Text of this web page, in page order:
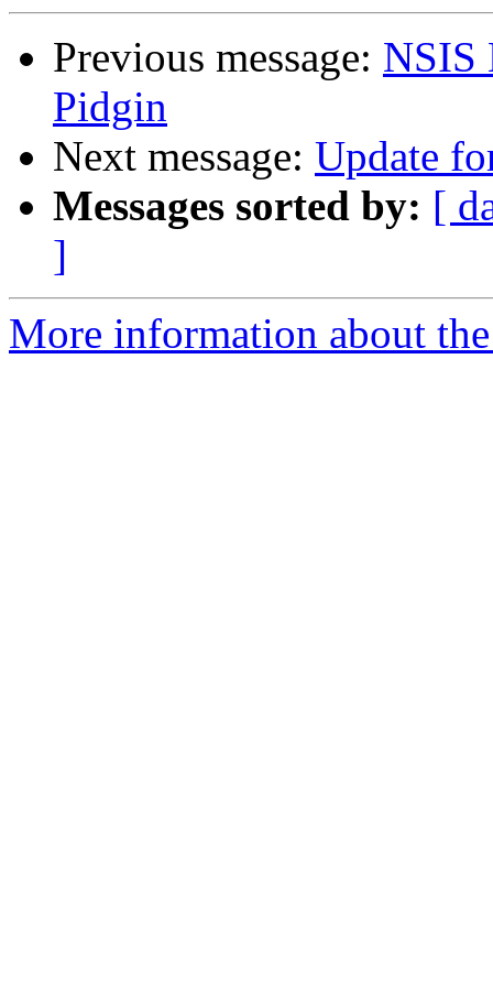
Previous message: NSIS
Pidgin
Next message: Update
Messages sorted by: [
]
More information about